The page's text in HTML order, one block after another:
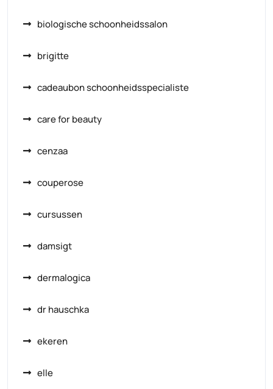
biologische schoonheidssalon
brigitte
cadeaubon schoonheidsspecialiste
care for beauty
cenzaa
couperose
cursussen
damsigt
dermalogica
dr hauschka
ekeren
elle